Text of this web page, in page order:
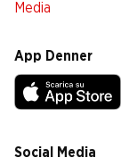
Media
App Denner
Social Media